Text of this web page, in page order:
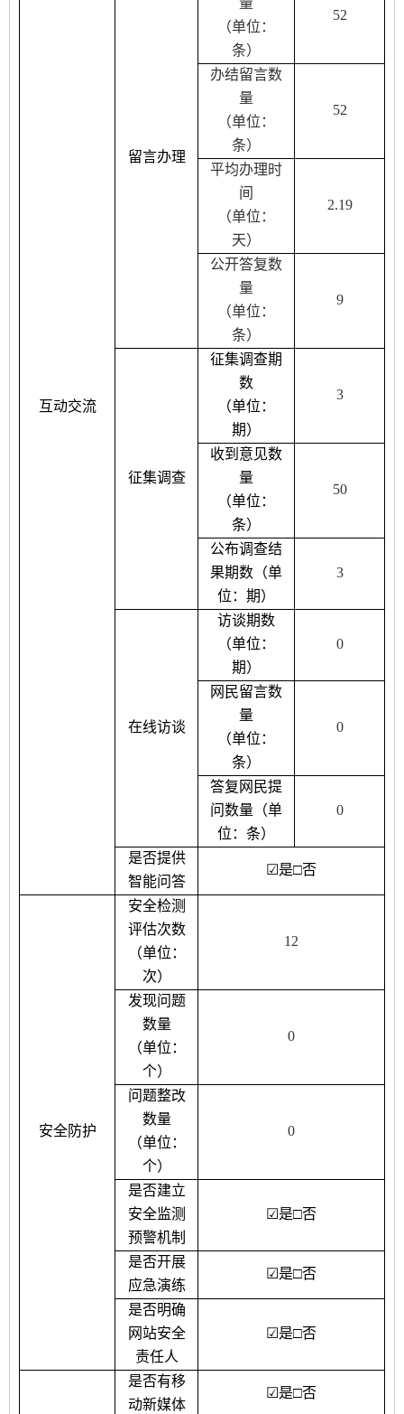
互动交流
留言办理
量
（单位：
条）
52
办结留言数
量
（单位：
条）
52
平均办理时
间
（单位：
天）
2.19
公开答复数
量
（单位：
条）
9
征集调查
征集调查期
数
（单位：
期）
3
收到意见数
量
（单位：
条）
50
公布调查结
果期数（单
位：期）
3
在线访谈
访谈期数
（单位：
期）
0
网民留言数
量
（单位：
条）
0
答复网民提
问数量（单
位：条）
0
是否提供
智能问答
☑是□否
安全防护
安全检测
评估次数
（单位：
次）
12
发现问题
数量
（单位：
个）
0
问题整改
数量
（单位：
个）
0
是否建立
安全监测
预警机制
☑是□否
是否开展
应急演练
☑是□否
是否明确
网站安全
责任人
☑是□否
是否有移
动新媒体
☑是□否